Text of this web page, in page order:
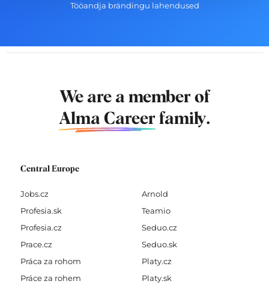
Tööandja brändingu lahendused
We are a member of
Alma Career family.
Central Europe
Jobs.cz
Profesia.sk
Profesia.cz
Prace.cz
Práca za rohom
Práce za rohem
Arnold
Teamio
Seduo.cz
Seduo.sk
Platy.cz
Platy.sk